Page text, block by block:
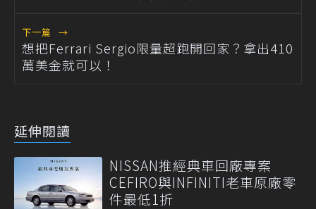
下一篇 →
想把Ferrari Sergio限量超跑開回家？拿出410
萬美金就可以！
延伸閱讀
NISSAN推經典車回廠專案
CEFIRO與INFINITI老車原廠零
件最低1折